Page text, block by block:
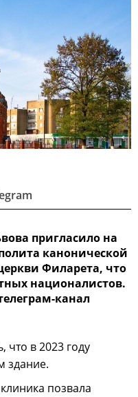
пригласило на
канонической
Филарета, что
националистов.
канал
в 2023 году
здание.
позвала